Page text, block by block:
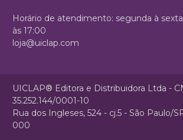
Horário de atendimento: segunda à
às 17:00
loja@uiclap.com
UICLAP® Editora e Distribuidora Ltda -
35.252.144/0001-10
Rua dos Ingleses, 524 - cj.5 - São Paulo/
000